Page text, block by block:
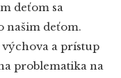
deťom sa
našim deťom.
a prístup
problematika na